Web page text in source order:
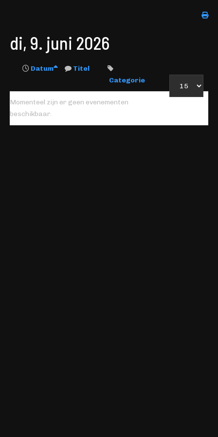
di, 9. juni 2026
Datum
Titel
Categorie
Momenteel zijn er geen evenementen
beschikbaar.